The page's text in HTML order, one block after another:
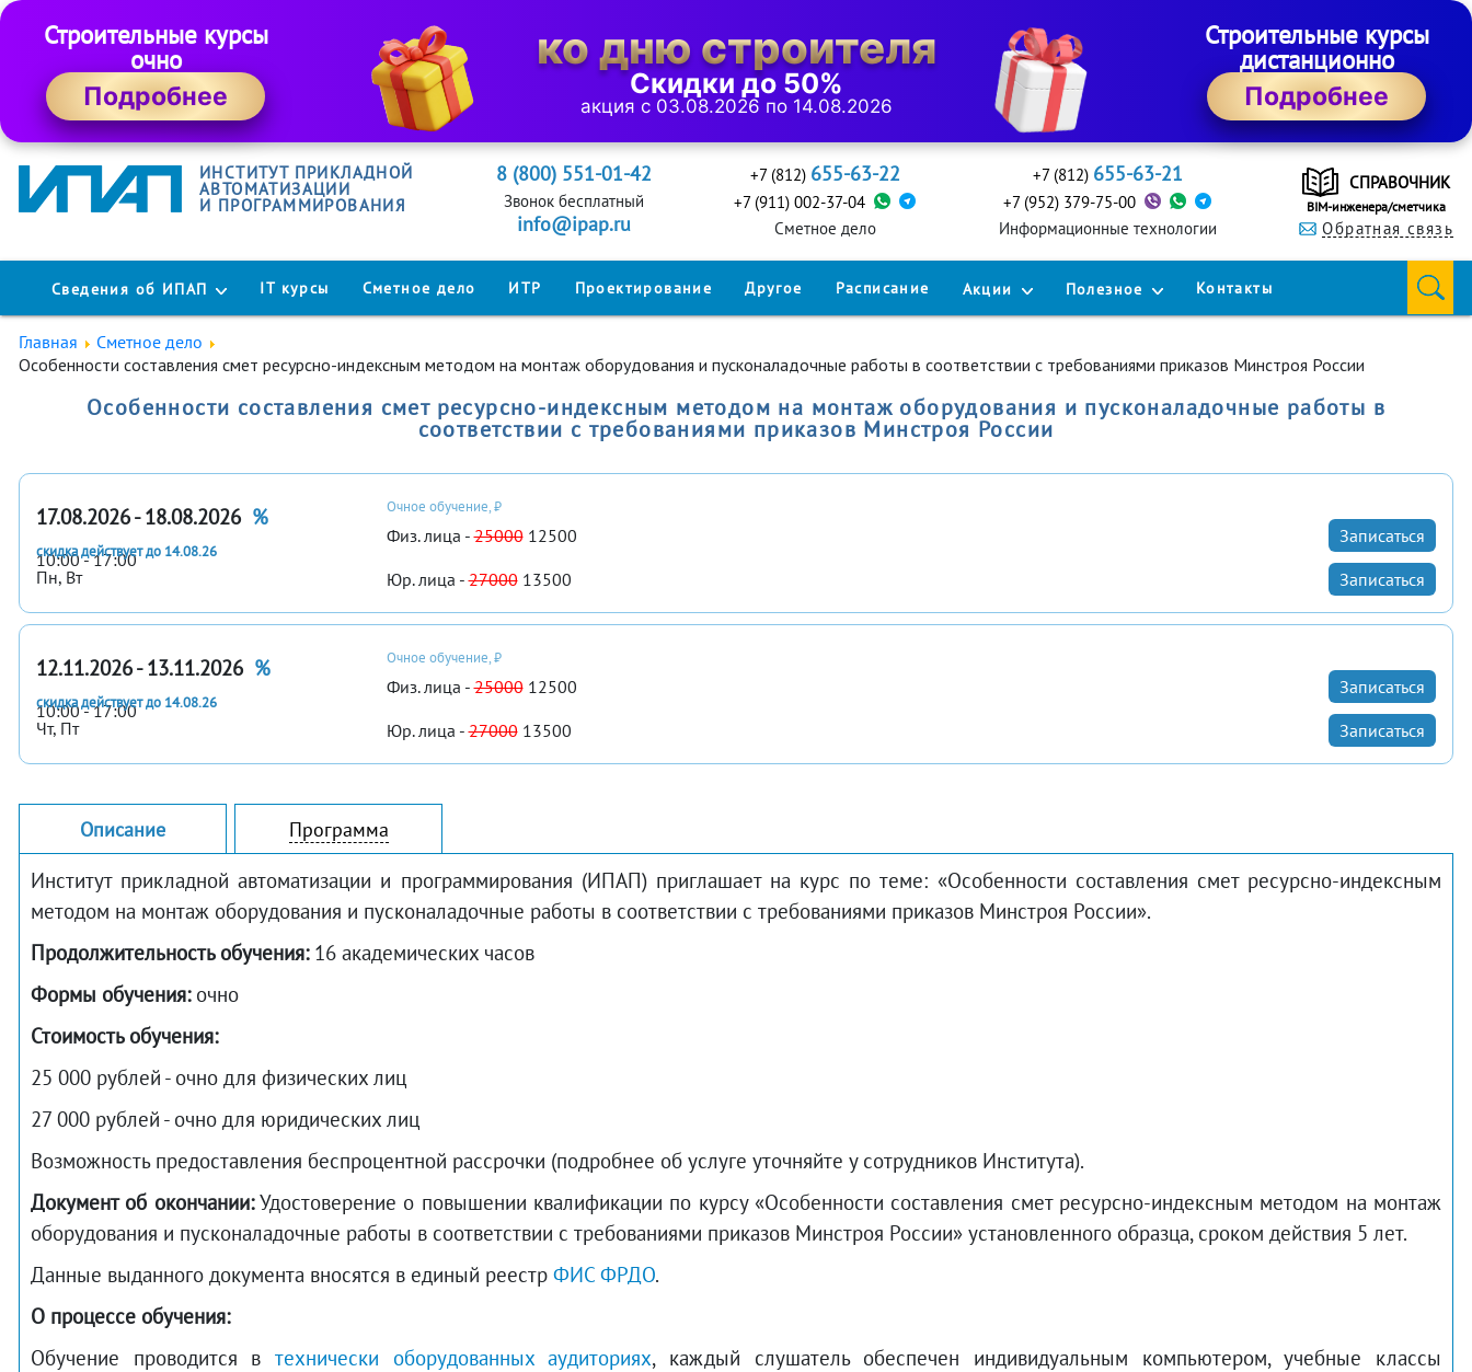
Строительные курсы
очно
Подробнее
ко дню строителя
Скидки до 50%
акция с 03.08.2026 по 14.08.2026
Строительные курсы
дистанционно
Подробнее
ИНСТИТУТ ПРИКЛАДНОЙ
АВТОМАТИЗАЦИИ
И ПРОГРАММИРОВАНИЯ
8 (800) 551-01-42
Звонок бесплатный
info@ipap.ru
+7 (812) 655-63-22
+7 (911) 002-37-04
Cметное дело
+7 (812) 655-63-21
+7 (952) 379-75-00
Информационные технологии
СПРАВОЧНИК
BIM-инженера/сметчика
Обратная связь
Сведения об ИПАП IT курсы Сметное дело ИТР Проектирование Другое Расписание Акции Полезное Контакты
Главная
Сметное дело
Особенности составления смет ресурсно-индексным методом на монтаж оборудования и пусконаладочные работы в соответствии с требованиями приказов Минстроя России
Особенности составления смет ресурсно-индексным методом на монтаж оборудования и пусконаладочные работы в
соответствии с требованиями приказов Минстроя России
17.08.2026 - 18.08.2026 %
скидка действует до 14.08.26
10:00 - 17:00
Пн, Вт
Очное обучение, ₽
Физ. лица -25000 12500
Записаться
Юр. лица -27000 13500 Записаться
12.11.2026 - 13.11.2026 %
скидка действует до 14.08.26
10:00 - 17:00
Чт, Пт
Очное обучение, ₽
Физ. лица -25000 12500
Записаться
Юр. лица -27000 13500 Записаться
Описание Программа
Институт прикладной автоматизации и программирования (ИПАП) приглашает на курс по теме: «Особенности составления смет ресурсно-индексным
методом на монтаж оборудования и пусконаладочные работы в соответствии с требованиями приказов Минстроя России».
Продолжительность обучения:16 академических часов
Формы обучения:очно
Стоимость обучения:
25 000 рублей - очно для физических лиц
27 000 рублей - очно для юридических лиц
Возможность предоставления беспроцентной рассрочки (подробнее об услуге уточняйте у сотрудников Института).
Документ об окончании:Удостоверение о повышении квалификации по курсу «Особенности составления смет ресурсно-индексным методом на монтаж
оборудования и пусконаладочные работы в соответствии с требованиями приказов Минстроя России» установленного образца, сроком действия 5 лет.
Данные выданного документа вносятся в единый реестр ФИС ФРДО.
О процессе обучения:
Обучение проводится в технически оборудованных аудиториях, каждый слушатель обеспечен индивидуальным компьютером, учебные классы